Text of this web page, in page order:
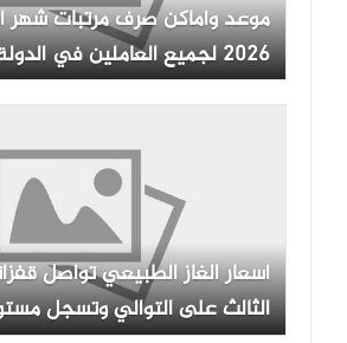
موعد وأماكن صرف مرتبات
2026 لجميع العاملين في الدولة
أسعار الغاز الطبيعي تواصل
الثالث على التوالي وتسجل